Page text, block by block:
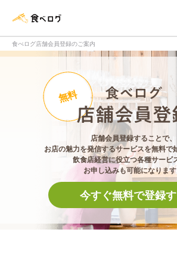
食べログ店舗会員登録のご案内
無料
店舗会員登録することで、
お店の魅力を発信するサービスを無料で
飲食店経営に役立つ各種サービ
お申し込みも可能になりま
今すぐ無料で登録